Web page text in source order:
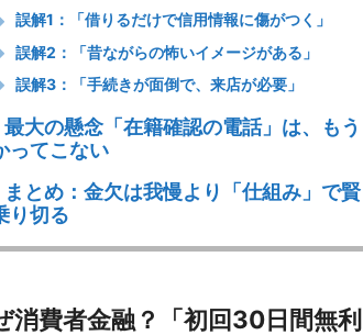
誤解1：「借りるだけで信用情報に傷がつく」
誤解2：「昔ながらの怖いイメージがある」
誤解3：「手続きが面倒で、来店が必要」
最大の懸念「在籍確認の電話」は、もう
ってこない
まとめ：金欠は我慢より「仕組み」で賢
り切る
消費者金融？「初回30日間無利